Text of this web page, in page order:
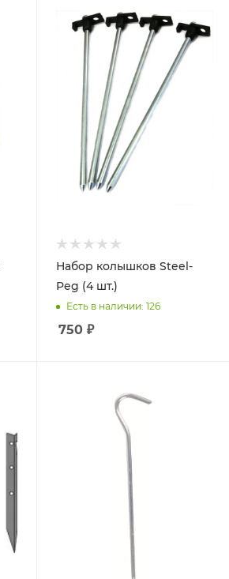
Набор колышков Steel-
Peg (4 шт.)
Есть в наличии: 126
750₽